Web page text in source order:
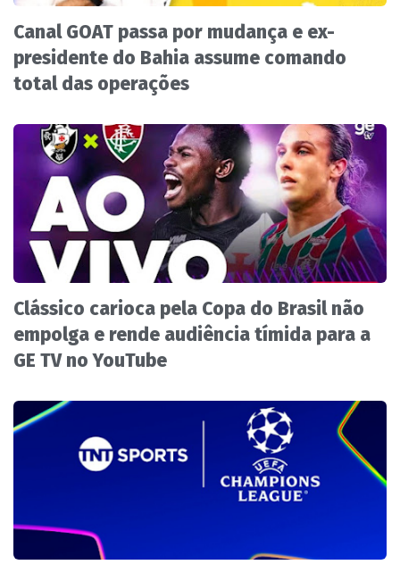
Canal GOAT passa por mudança e ex-
presidente do Bahia assume comando
total das operações
Clássico carioca pela Copa do Brasil não
empolga e rende audiência tímida para a
GE TV no YouTube